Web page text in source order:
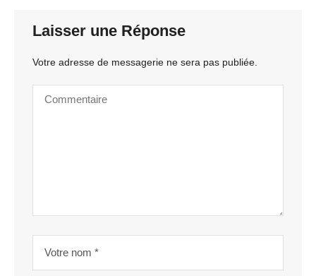
Laisser une Réponse
Votre adresse de messagerie ne sera pas publiée.